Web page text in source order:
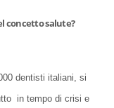
concetto salute?
dentisti italiani, si
in tempo di crisi e